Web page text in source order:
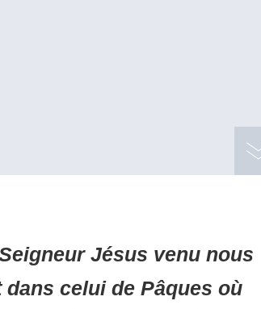
Jésus venu nous
celui de Pâques où